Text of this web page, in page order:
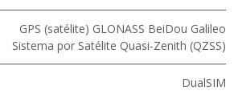
GPS (satélite) GLONASS BeiDou Galileo
Sistema por Satélite Quasi-Zenith (QZSS)
DualSIM